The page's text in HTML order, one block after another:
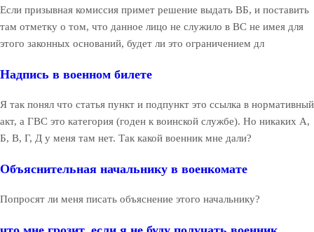
Если призывная комиссия примет решение выдать ВБ, и поставить
там отметку о том, что данное лицо не служило в ВС не имея для
этого законных оснований, будет ли это ограничением дл
Надпись в военном билете
Я так понял что статья пункт и подпункт это ссылка в нормативный
акт, а ГВС это категория (годен к воинской службе). Но никаких А,
Б, В, Г, Д у меня там нет. Так какой военник мне дали?
Объяснительная начальнику в военкомате
Попросят ли меня писать объяснение этого начальнику?